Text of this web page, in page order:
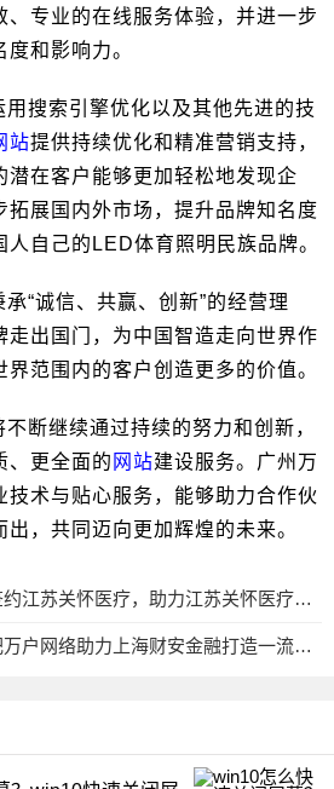
、专业的在线服务体验，并进一步
和影响力。
用搜索引擎优化以及其他先进的技
站提供持续优化和精准营销支持，
潜在客户能够更加轻松地发现企
拓展国内外市场，提升品牌知名度
自己的LED体育照明民族品牌。
“诚信、共赢、创新”的经营理
走出国门，为中国智造走向世界作
范围内的客户创造更多的价值。
断继续通过持续的努力和创新，
、更全面的 网站建设服务。广州万
技术与贴心服务，能够助力合作伙
，共同迈向更加辉煌的未来。
上海万户网络签约江苏关怀医疗，助力江苏关怀医疗实现数字化转型升级
把握机遇！合肥万户网络助力上海财安金融打造一流智能化金融科技综合服务平台